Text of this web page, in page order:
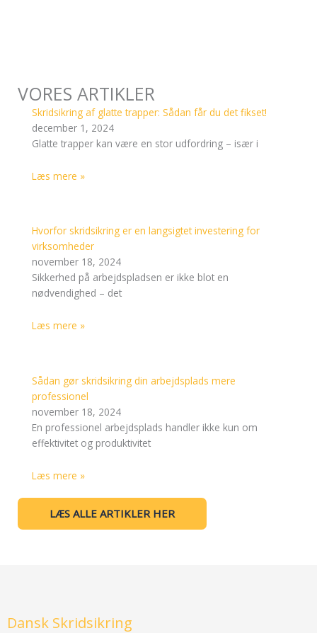
VORES ARTIKLER
Skridsikring af glatte trapper: Sådan får du det fikset!
december 1, 2024
Glatte trapper kan være en stor udfordring – især i
Læs mere »
Hvorfor skridsikring er en langsigtet investering for
virksomheder
november 18, 2024
Sikkerhed på arbejdspladsen er ikke blot en
nødvendighed – det
Læs mere »
Sådan gør skridsikring din arbejdsplads mere
professionel
november 18, 2024
En professionel arbejdsplads handler ikke kun om
effektivitet og produktivitet
Læs mere »
LÆS ALLE ARTIKLER HER
Dansk Skridsikring